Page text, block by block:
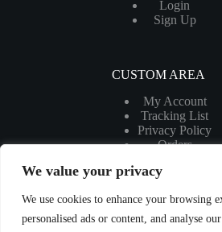
We value your privacy
We use cookies to enhance your browsing
personalised ads or content, and analyse
Login
Sign Up
CUSTOM AREA
My Account
Tracking List
Privacy Policy
Orders
MORE INFORMATION